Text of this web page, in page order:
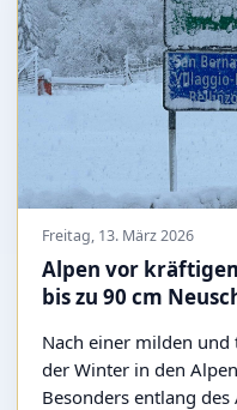
Freitag, 13. März 2026
Alpen vor
bis zu 90 cm
Nach einer milden und
der Winter in den
Besonders entlang